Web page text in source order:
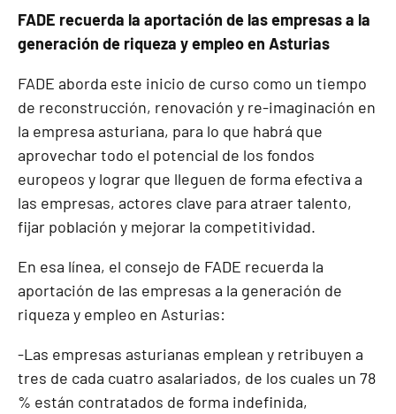
FADE recuerda la aportación de las empresas a la
generación de riqueza y empleo en Asturias
FADE aborda este inicio de curso como un tiempo
de reconstrucción, renovación y re-imaginación en
la empresa asturiana, para lo que habrá que
aprovechar todo el potencial de los fondos
europeos y lograr que lleguen de forma efectiva a
las empresas, actores clave para atraer talento,
fijar población y mejorar la competitividad.
En esa línea, el consejo de FADE recuerda la
aportación de las empresas a la generación de
riqueza y empleo en Asturias:
-Las empresas asturianas emplean y retribuyen a
tres de cada cuatro asalariados, de los cuales un 78
% están contratados de forma indefinida,